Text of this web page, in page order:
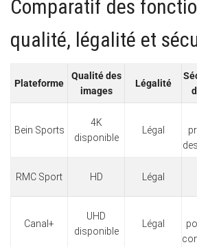
Comparatif des
qualité, légalité et
Plateforme
Qualité des
images
Légalité
Bein Sports
4K
disponible
Légal
RMC Sport HD Légal
Canal+
UHD
disponible
Légal